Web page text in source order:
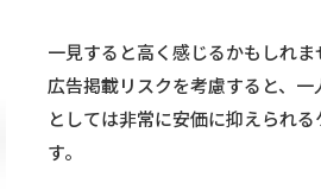
一見すると高く感じるかもしれ
広告掲載リスクを考慮すると、
としては非常に安価に抑えられ
す。